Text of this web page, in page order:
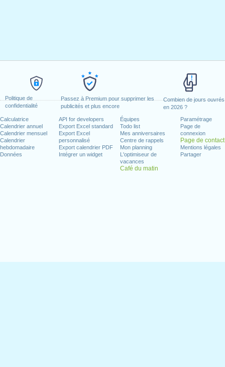
Politique de
confidentialité
Passez à Premium pour supprimer les
publicités et plus encore
Combien de jours ouvrés
en 2026 ?
Calculatrice
Calendrier annuel
Calendrier mensuel
Calendrier
hebdomadaire
Données
API for developers
Export Excel standard
Export Excel
personnalisé
Export calendrier PDF
Intégrer un widget
Équipes
Todo list
Mes anniversaires
Centre de rappels
Mon planning
L'optimiseur de
vacances
Café du matin
Paramétrage
Page de
connexion
Page de contact
Mentions légales
Partager